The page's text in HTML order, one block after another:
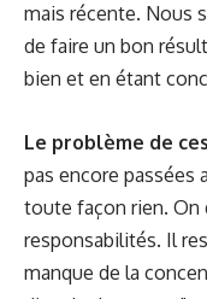
mais récente. Nous
de faire un bon
bien et en étant
Le problème de
pas encore passées
toute façon rien. On
responsabilités. Il
manque de la